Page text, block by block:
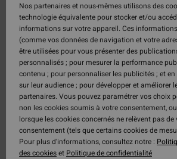
Nos surfeuses
Team Billabong : une équipe de
pour repousser les limites à chaque
leurs meilleures sessions et
l’équipement technique qui les
les conditions les plus extrêmes.
Nos partenaires et nous-mêmes utilisons des
technologie équivalente pour stocker et/ou
informations sur votre appareil. Ces
(comme vos données de navigation et votre
être utilisées pour vous présenter des
personnalisés ; pour mesurer la performance
contenu ; pour personnaliser les publicités ; et
sur leur audience ; pour développer et améliorer
partenaires. Vous pouvez paramétrer vos choix
non les cookies soumis à votre consentement,
lorsque les cookies concernés ne relèvent pas de
consentement (tels que certains cookies de
Pour plus d'informations, consultez notre :
des cookieset Politique de confidentialité